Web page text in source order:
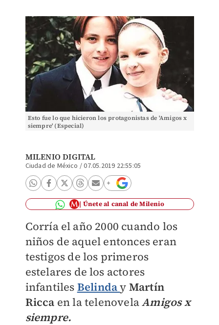
Esto fue lo que hicieron los protagonistas de 'Amigos x
siempre' (Especial)
MILENIO DIGITAL
Ciudad de México /07.05.2019 22:55:05
Únete al canal de Milenio
Corría el año 2000 cuando los
niños de aquel entonces eran
testigos de los primeros
estelares de los actores
infantiles Belinday Martín
Ricca en la telenovelaAmigos x
siempre.